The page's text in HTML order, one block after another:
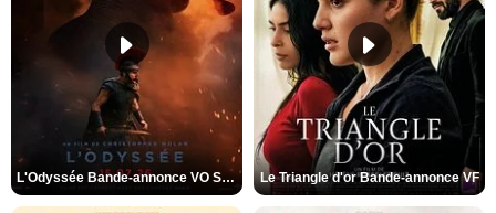
L'Odyssée Bande-annonce VO STFR Le Triangle d'or Bande-annonce VF